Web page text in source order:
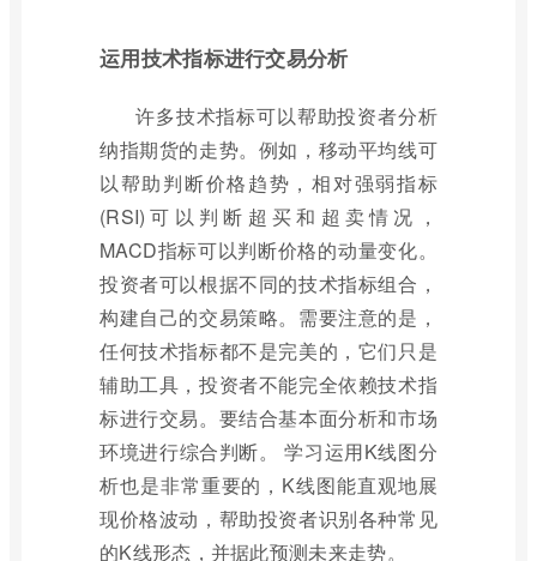
运用技术指标进行交易分析
许多技术指标可以帮助投资者分析
纳指期货的走势。例如，移动平均线可
以帮助判断价格趋势，相对强弱指标
(RSI)可以判断超买和超卖情况，
MACD指标可以判断价格的动量变化。
投资者可以根据不同的技术指标组合，
构建自己的交易策略。需要注意的是，
任何技术指标都不是完美的，它们只是
辅助工具，投资者不能完全依赖技术指
标进行交易。要结合基本面分析和市场
环境进行综合判断。 学习运用K线图分
析也是非常重要的，K线图能直观地展
现价格波动，帮助投资者识别各种常见
的K线形态，并据此预测未来走势。